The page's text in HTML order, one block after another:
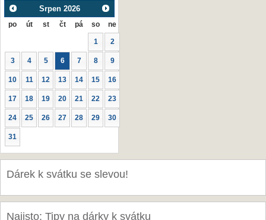
Srpen 2026
po út st čt pá so ne
1 2
3 4 5 6 7 8 9
10 11 12 13 14 15 16
17 18 19 20 21 22 23
24 25 26 27 28 29 30
31
Dárek k svátku se slevou!
Najisto: Tipy na dárky k svátku